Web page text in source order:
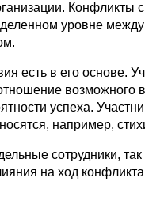
Конфликты
уровне
есть в его основе.
успеха.
например,
сотрудники,
на ход